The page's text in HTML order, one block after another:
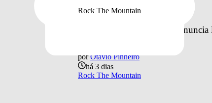
Rock The Mountain
Rock The Mountain 2026
por Otavio Pinheiro
há 3 dias
Rock The Mountain